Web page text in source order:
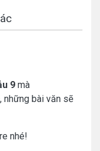
9 mà
những bài văn sẽ
nhé!